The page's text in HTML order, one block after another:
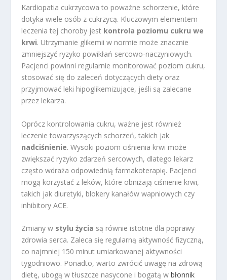
Kardiopatia cukrzycowa to poważne schorzenie, które
dotyka wiele osób z cukrzycą. Kluczowym elementem
leczenia tej choroby jest kontrola poziomu cukru we
krwi. Utrzymanie glikemii w normie może znacznie
zmniejszyć ryzyko powikłań sercowo-naczyniowych.
Pacjenci powinni regularnie monitorować poziom cukru,
stosować się do zaleceń dotyczących diety oraz
przyjmować leki hipoglikemizujące, jeśli są zalecane
przez lekarza.
Oprócz kontrolowania cukru, ważne jest również
leczenie towarzyszących schorzeń, takich jak
nadciśnienie. Wysoki poziom ciśnienia krwi może
zwiększać ryzyko zdarzeń sercowych, dlatego lekarz
często wdraża odpowiednią farmakoterapię. Pacjenci
mogą korzystać z leków, które obniżają ciśnienie krwi,
takich jak diuretyki, blokery kanałów wapniowych czy
inhibitory ACE.
Zmiany w stylu życia są równie istotne dla poprawy
zdrowia serca. Zaleca się regularną aktywność fizyczną,
co najmniej 150 minut umiarkowanej aktywności
tygodniowo. Ponadto, warto zwrócić uwagę na zdrową
dietę, ubogą w tłuszcze nasycone i bogatą wbłonnik